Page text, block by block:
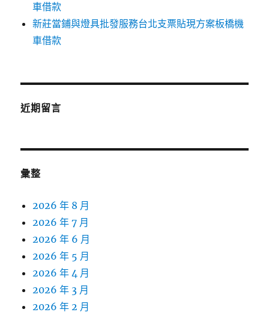
車借款
新莊當鋪與燈具批發服務台北支票貼現方案板橋機
車借款
近期留言
彙整
2026 年 8 月
2026 年 7 月
2026 年 6 月
2026 年 5 月
2026 年 4 月
2026 年 3 月
2026 年 2 月